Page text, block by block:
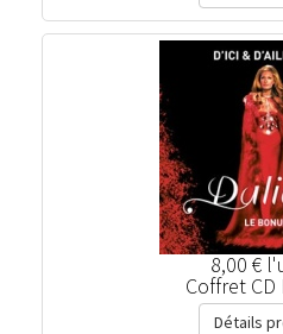
8,00 €
Coffret CD
Détails